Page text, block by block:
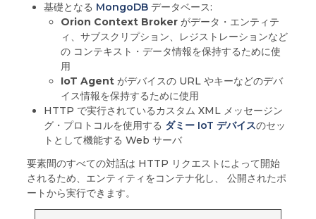
基礎となる MongoDBデータベース:
Orion Context Brokerがデータ・エンティテ
ィ、サブスクリプション、レジストレーションなど
の コンテキスト・データ情報を保持するために使
用
IoT Agentがデバイスの URL やキーなどのデバ
イス情報を保持するために使用
HTTP で実行されているカスタム XML メッセージン
グ・プロトコルを使用する ダミー IoT デバイスのセッ
トとして機能する Web サーバ
要素間のすべての対話は HTTP リクエストによって開始
されるため、エンティティをコンテナ化し、 公開されたポ
ートから実行できます。